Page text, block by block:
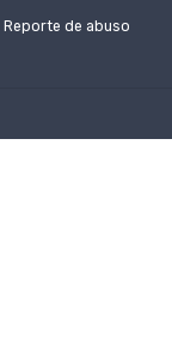
Reporte de abuso